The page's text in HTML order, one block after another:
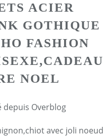
ACIER
GOTHIQUE
FASHION
NOEL
depuis Overblog